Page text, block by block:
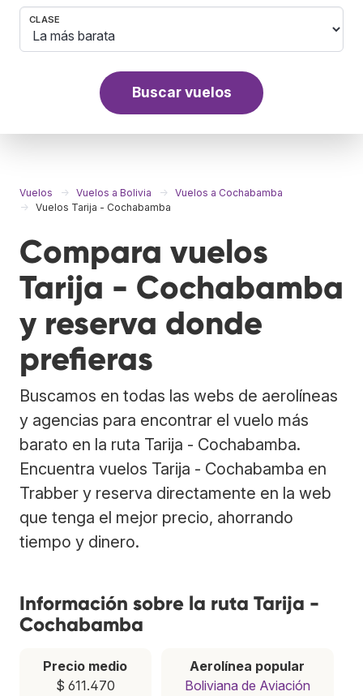
CLASE
Buscar vuelos
Vuelos Vuelos a Bolivia
Vuelos a Cochabamba
Vuelos Tarija - Cochabamba
Compara vuelos
Tarija - Cochabamba
y reserva donde
prefieras
Buscamos en todas las webs de aerolíneas
y agencias para encontrar el vuelo más
barato en la ruta Tarija - Cochabamba.
Encuentra vuelos Tarija - Cochabamba en
Trabber y reserva directamente en la web
que tenga el mejor precio, ahorrando
tiempo y dinero.
Información sobre la ruta Tarija -
Cochabamba
Precio medio
$ 611.470
Aerolínea popular
Boliviana de Aviación